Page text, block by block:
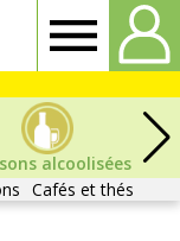
alcoolisées
Cafés et thés